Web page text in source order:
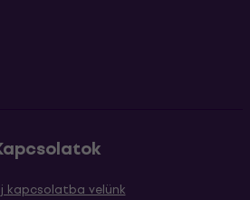
kapcsolatba velünk